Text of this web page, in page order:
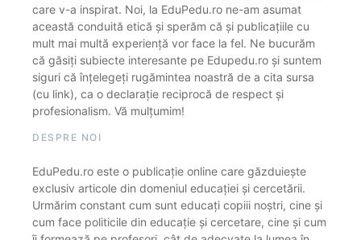
care v-a inspirat. Noi, la EduPedu.ro ne-am asumat
această conduită etică și sperăm că și publicațiile cu
mult mai multă experiență vor face la fel. Ne bucurăm
că găsiți subiecte interesante pe Edupedu.ro și suntem
siguri că înțelegeți rugămintea noastră de a cita sursa
(cu link), ca o declarație reciprocă de respect și
profesionalism. Vă mulțumim!
DESPRE NOI
EduPedu.ro este o publicație online care găzduiește
exclusiv articole din domeniul educației și cercetării.
Urmărim constant cum sunt educați copiii noștri, cine și
cum face politicile din educație și cercetare, cine și cum